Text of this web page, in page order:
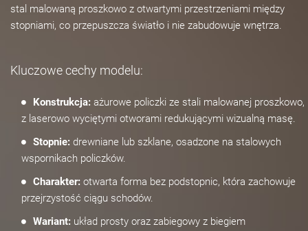
stal malowaną proszkowo z otwartymi przestrzeniami między
stopniami, co przepuszcza światło i nie zabudowuje wnętrza.
Kluczowe cechy modelu:
Konstrukcja: ażurowe policzki ze stali malowanej proszkowo,
z laserowo wyciętymi otworami redukującymi wizualną masę.
Stopnie: drewniane lub szklane, osadzone na stalowych
wspornikach policzków.
Charakter: otwarta forma bez podstopnic, która zachowuje
przejrzystość ciągu schodów.
Wariant: układ prosty oraz zabiegowy z biegiem